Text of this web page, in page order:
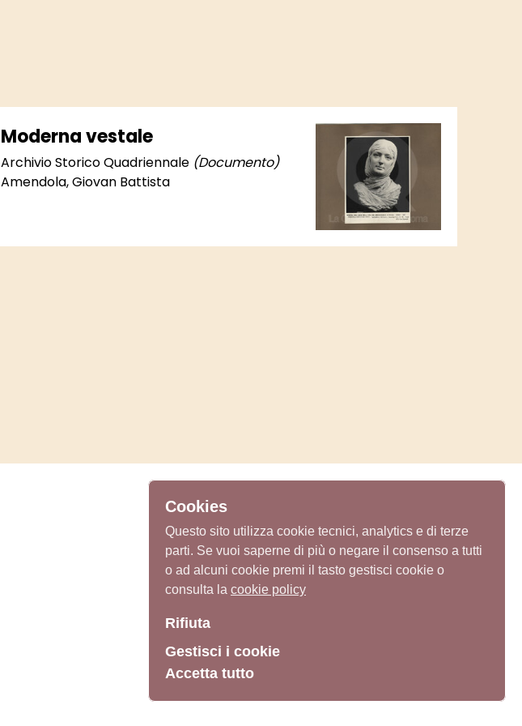
Moderna vestale
Archivio Storico Quadriennale (Documento)
Amendola, Giovan Battista
Cookies
Questo sito utilizza cookie tecnici, analytics e di terze
parti. Se vuoi saperne di più o negare il consenso a tutti
o ad alcuni cookie premi il tasto gestisci cookie o
consulta la cookie policy
Rifiuta
Gestisci i cookie
Accetta tutto